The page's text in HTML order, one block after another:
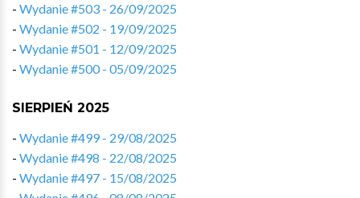
- Wydanie #503 - 26/09/2025
- Wydanie #502 - 19/09/2025
- Wydanie #501 - 12/09/2025
- Wydanie #500 - 05/09/2025
SIERPIEŃ 2025
- Wydanie #499 - 29/08/2025
- Wydanie #498 - 22/08/2025
- Wydanie #497 - 15/08/2025